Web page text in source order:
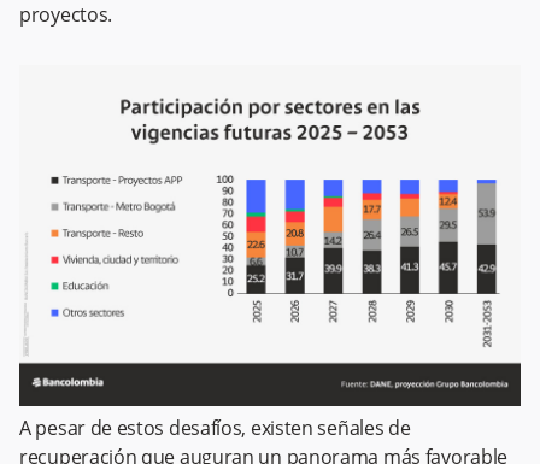
proyectos.
A pesar de estos desafíos, existen señales de
recuperación que auguran un panorama más favorable